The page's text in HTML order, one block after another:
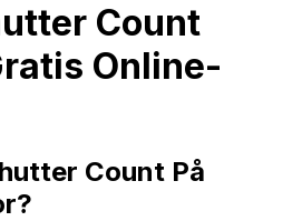
Count
Online-
Count På